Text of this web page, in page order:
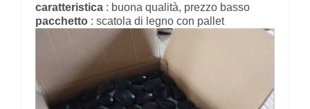
caratteristica : buona qualità, prezzo basso
pacchetto : scatola di legno con pallet